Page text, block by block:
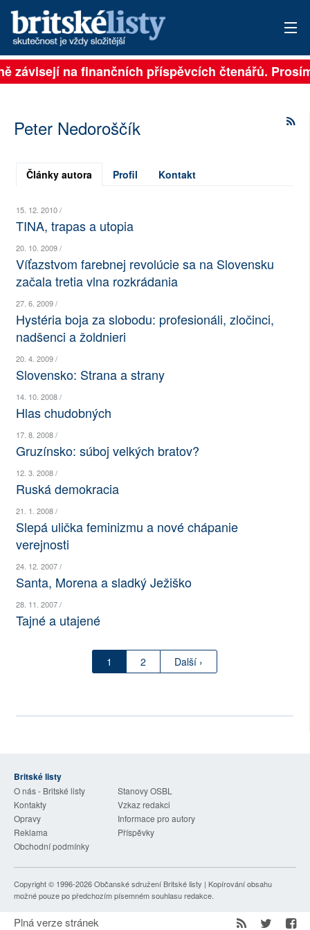
PŘIHLÁSIT
ARCHIV
ROZHOVORY
NEJČTENĚJŠÍ ZA 7 DNÍ
AUTOŘI
SOCIÁLNÍ SÍTĚ
RUBRIKY
PLNÁ VERZE STRÁNEK
závisejí na finančních příspěvcích čtenářů.
Peter Nedoroščík
Články autora Profil Kontakt
15. 12. 2010 /
TINA, trapas a utopia
20. 10. 2009 /
Víťazstvom farebnej revolúcie sa na Slovensku
začala tretia vlna rozkrádania
27. 6. 2009 /
Hystéria boja za slobodu: profesionáli, zločinci,
nadšenci a žoldnieri
20. 4. 2009 /
Slovensko: Strana a strany
14. 10. 2008 /
Hlas chudobných
17. 8. 2008 /
Gruzínsko: súboj velkých bratov?
12. 3. 2008 /
Ruská demokracia
21. 1. 2008 /
Slepá ulička feminizmu a nové chápanie
verejnosti
24. 12. 2007 /
Santa, Morena a sladký Ježiško
28. 11. 2007 /
Tajné a utajené
1 2 Další ›
Britské listy
O nás - Britské listy
Stanovy OSBL
Kontakty
Vzkaz redakci
Opravy
Informace pro autory
Reklama
Příspěvky
Obchodní podmínky
Copyright © 1996-2026Občanské sdružení Britské listy | Kopírování obsahu
možné pouze po předchozím písemném souhlasu redakce.
Plná verze stránek